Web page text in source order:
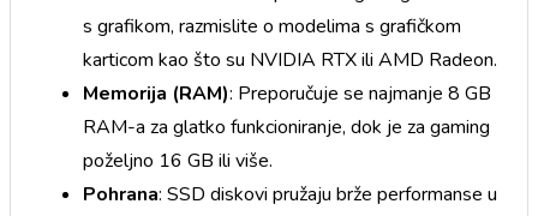
s grafikom, razmislite o modelima s grafičkom
karticom kao što su NVIDIA RTX ili AMD Radeon.
Memorija (RAM): Preporučuje se najmanje 8 GB
RAM-a za glatko funkcioniranje, dok je za gaming
poželjno 16 GB ili više.
Pohrana: SSD diskovi pružaju brže performanse u